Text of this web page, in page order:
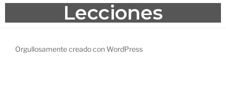
Lecciones
Orgullosamente creado con WordPress